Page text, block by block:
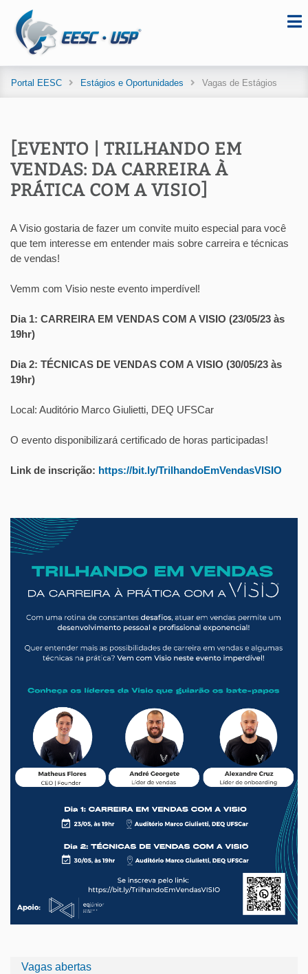
Portal EESC Estágios e Oportunidades Vagas de Estágios
Vagas abertas
[EVENTO | TRILHANDO EM
VENDAS: DA CARREIRA À
PRÁTICA COM A VISIO]
A Visio gostaria de fazer um convite muito especial para você
que tem interesse em entender mais sobre carreira e técnicas
de vendas!
Vemm com Visio neste evento imperdível!
Dia 1: CARREIRA EM VENDAS COM A VISIO (23/05/23 às
19hr)
Dia 2: TÉCNICAS DE VENDAS COM A VISIO (30/05/23 às
19hr)
Local: Auditório Marco Giulietti, DEQ UFSCar
O evento disponibilizará certificado de horas participadas!
Link de inscrição: https://bit.ly/TrilhandoEmVendasVISIO